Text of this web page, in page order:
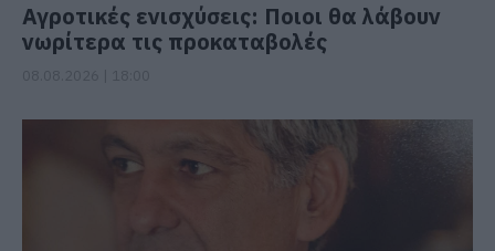
Αγροτικές ενισχύσεις: Ποιοι θα λάβουν
νωρίτερα τις προκαταβολές